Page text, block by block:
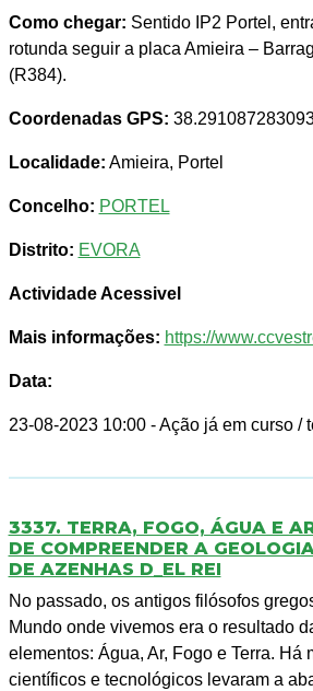
Como chegar: Sentido IP2 Portel,
rotunda seguir a placa Amieira –
(R384).
Coordenadas GPS:
Localidade: Amieira, Portel
Concelho: PORTEL
Distrito: EVORA
Actividade Acessivel
Mais informações: https://
Data:
23-08-2023 10:00 - Ação já em curso /
3337. TERRA, FOGO, ÁGUA E
DE COMPREENDER A
DE AZENHAS D_EL REI
No passado, os antigos filósofos
Mundo onde vivemos era o resultado
elementos: Água, Ar, Fogo e Terra. Há
científicos e tecnológicos levaram a